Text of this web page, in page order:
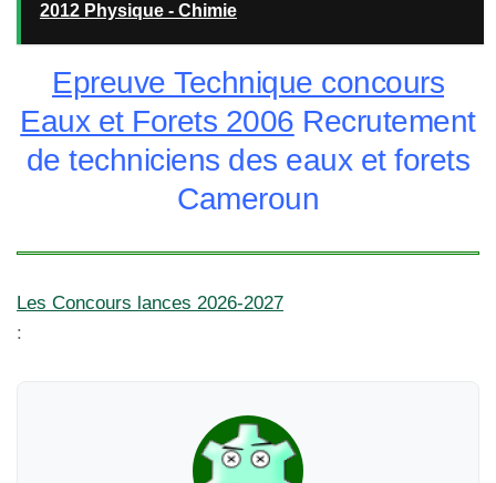
2012 Physique - Chimie
Epreuve Technique concours
Eaux et Forets 2006 Recrutement
de techniciens des eaux et forets
Cameroun
Les Concours lances 2026-2027
: